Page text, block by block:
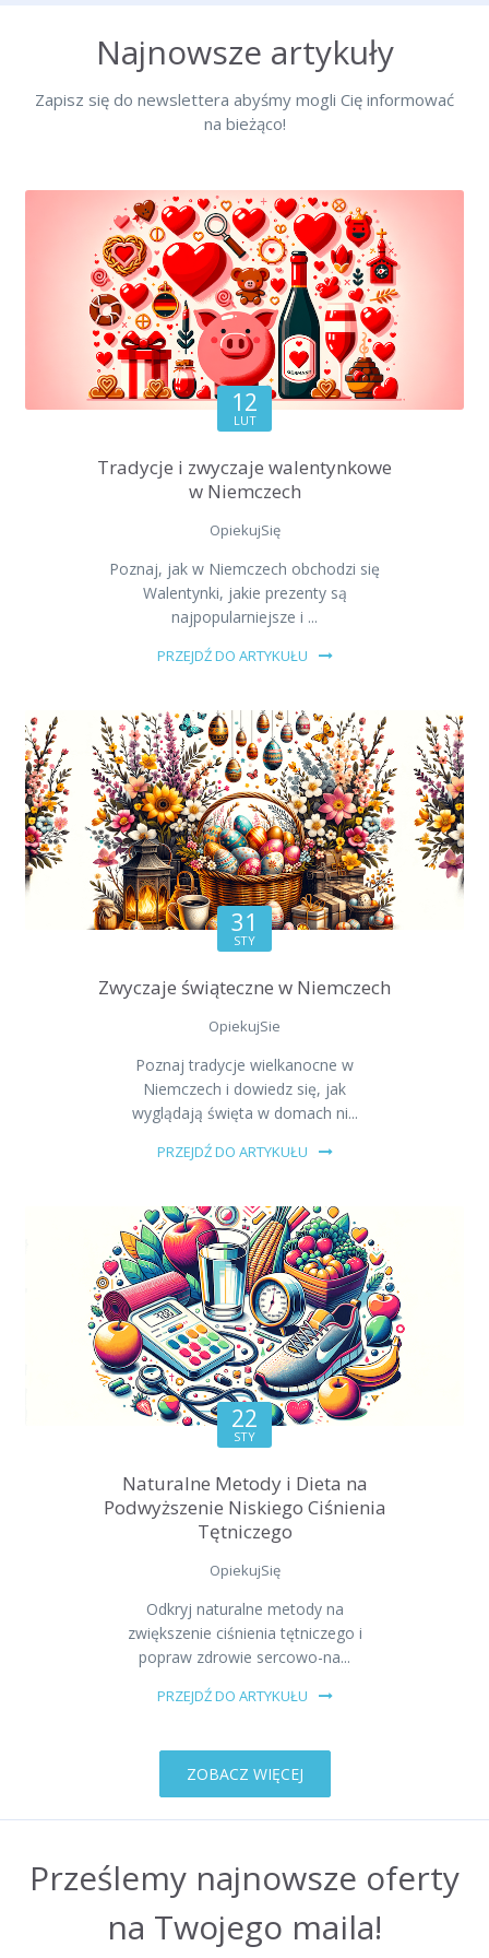
Najnowsze artykuły
Zapisz się do newslettera abyśmy mogli Cię informować
na bieżąco!
12
LUT
Tradycje i zwyczaje walentynkowe
w Niemczech
OpiekujSię
Poznaj, jak w Niemczech obchodzi się
Walentynki, jakie prezenty są
najpopularniejsze i ...
PRZEJDŹ DO ARTYKUŁU
31
STY
Zwyczaje świąteczne w Niemczech
OpiekujSie
Poznaj tradycje wielkanocne w
Niemczech i dowiedz się, jak
wyglądają święta w domach ni...
PRZEJDŹ DO ARTYKUŁU
22
STY
Naturalne Metody i Dieta na
Podwyższenie Niskiego Ciśnienia
Tętniczego
OpiekujSię
Odkryj naturalne metody na
zwiększenie ciśnienia tętniczego i
popraw zdrowie sercowo-na...
PRZEJDŹ DO ARTYKUŁU
ZOBACZ WIĘCEJ
Prześlemy najnowsze oferty
na Twojego maila!